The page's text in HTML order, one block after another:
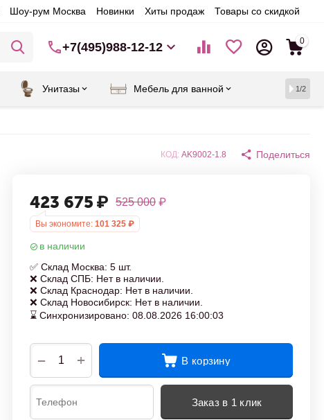
Шоу-рум Москва Новинки Хиты продаж Товары со скидкой
+7(495)988-12-12 0
Унитазы Мебель для ванной 1/2
КОД: AK9002-1.8 Поделиться
423 675 ₽ 525 000 ₽
Вы экономите: 101 325 ₽
в наличии
✅ Склад Москва: 5 шт.
❌ Склад СПБ: Нет в наличии.
❌ Склад Краснодар: Нет в наличии.
❌ Склад Новосибирск: Нет в наличии.
⌛ Синхронизировано: 08.08.2026 16:00:03
+
− В корзину
Заказ в 1 клик